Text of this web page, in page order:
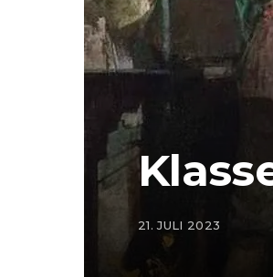
21. JULI 2023